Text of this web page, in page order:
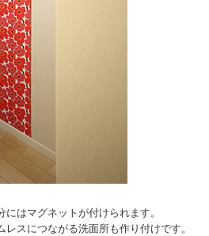
はマグネットが付けられます。
スにつながる洗面所も作り付けです。